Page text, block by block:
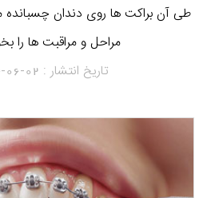
طی آن براکت ها روی دندان چسبانده
مراحل و مراقبت ها را
تاریخ انتشار : 06-02